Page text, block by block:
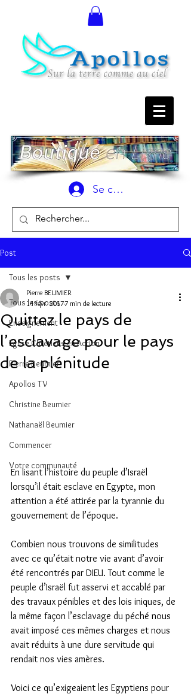
Se connecter
Post
Tous les posts
Enseignement
Eglise Chrétiens en Action
Pierre Beumier
Apollos TV
Christine Beumier
Nathanaël Beumier
Commencer
Votre communauté
Tous les posts
Quittez le pays de
l’esclavage pour le pays
de la plénitude
Pierre BEUMIER
14 févr. 20177 min de lecture
En lisant l’histoire du peuple d’Israël
lorsqu’il était esclave en Egypte, mon
attention a été attirée par la tyrannie du
gouvernement de l’époque.
Combien nous trouvons de similitudes
avec ce qu’était notre vie avant d’avoir
été rencontrés par DIEU. Tout comme le
peuple d’Israël fut asservi et accablé par
des travaux pénibles et des lois iniques, de
la même façon l’esclavage du péché nous
avait imposé ces mêmes charges et nous
avait réduits à une dure servitude qui
rendait nos vies amères.
Voici ce qu’exigeaient les Egyptiens pour